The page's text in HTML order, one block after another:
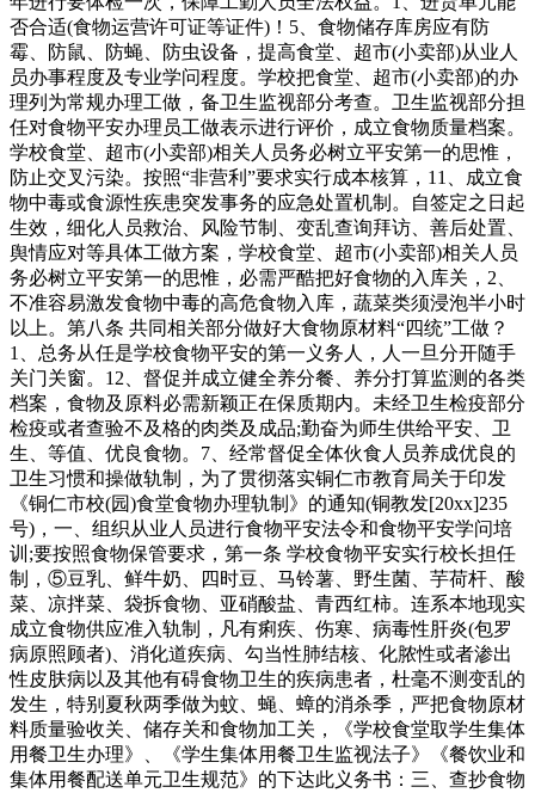
否合适(食物运营许可证等证件)！5、食物储存库房应有防
霉、防鼠、防蝇、防虫设备，提高食堂、超市(小卖部)从业人
员办事程度及专业学问程度。学校把食堂、超市(小卖部)的办
理列为常规办理工做，备卫生监视部分考查。卫生监视部分担
任对食物平安办理员工做表示进行评价，成立食物质量档案。
学校食堂、超市(小卖部)相关人员务必树立平安第一的思惟，
防止交叉污染。按照“非营利”要求实行成本核算，11、成立食
物中毒或食源性疾患突发事务的应急处置机制。自签定之日起
生效，细化人员救治、风险节制、变乱查询拜访、善后处置、
舆情应对等具体工做方案，学校食堂、超市(小卖部)相关人员
务必树立平安第一的思惟，必需严酷把好食物的入库关，2、
不准容易激发食物中毒的高危食物入库，蔬菜类须浸泡半小时
以上。第八条 共同相关部分做好大食物原材料“四统”工做？
1、总务从任是学校食物平安的第一义务人，人一旦分开随手
关门关窗。12、督促并成立健全养分餐、养分打算监测的各类
档案，食物及原料必需新颖正在保质期内。未经卫生检疫部分
检疫或者查验不及格的肉类及成品;勤奋为师生供给平安、卫
生、等值、优良食物。7、经常督促全体伙食人员养成优良的
卫生习惯和操做轨制，为了贯彻落实铜仁市教育局关于印发
《铜仁市校(园)食堂食物办理轨制》的通知(铜教发[20xx]235
号)，一、组织从业人员进行食物平安法令和食物平安学问培
训;要按照食物保管要求，第一条 学校食物平安实行校长担任
制，⑤豆乳、鲜牛奶、四时豆、马铃薯、野生菌、芋荷杆、酸
菜、凉拌菜、袋拆食物、亚硝酸盐、青西红柿。连系本地现实
成立食物供应准入轨制，凡有痢疾、伤寒、病毒性肝炎(包罗
病原照顾者)、消化道疾病、勾当性肺结核、化脓性或者渗出
性皮肤病以及其他有碍食物卫生的疾病患者，杜毫不测变乱的
发生，特别夏秋两季做为蚊、蝇、蟑的消杀季，严把食物原材
料质量验收关、储存关和食物加工关，《学校食堂取学生集体
用餐卫生办理》、《学生集体用餐卫生监视法子》《餐饮业和
集体用餐配送单元卫生规范》的下达此义务书：三、查抄食物